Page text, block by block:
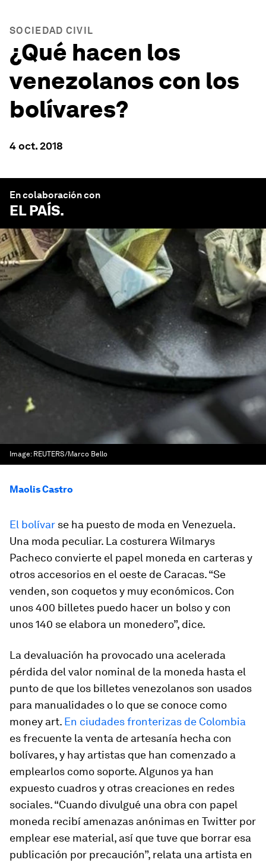
SOCIEDAD CIVIL
¿Qué hacen los
venezolanos con los
bolívares?
4 oct. 2018
En colaboración con
EL PAÍS.
Image: REUTERS/Marco Bello
Maolis Castro
El bolívar se ha puesto de moda en Venezuela.
Una moda peculiar. La costurera Wilmarys
Pacheco convierte el papel moneda en carteras y
otros accesorios en el oeste de Caracas. “Se
venden, son coquetos y muy económicos. Con
unos 400 billetes puedo hacer un bolso y con
unos 140 se elabora un monedero”, dice.
La devaluación ha provocado una acelerada
pérdida del valor nominal de la moneda hasta el
punto de que los billetes venezolanos son usados
para manualidades o lo que se conoce como
money art. En ciudades fronterizas de Colombia
es frecuente la venta de artesanía hecha con
bolívares, y hay artistas que han comenzado a
emplearlos como soporte. Algunos ya han
expuesto cuadros y otras creaciones en redes
sociales. “Cuando divulgué una obra con papel
moneda recibí amenazas anónimas en Twitter por
emplear ese material, así que tuve que borrar esa
publicación por precaución”, relata una artista en